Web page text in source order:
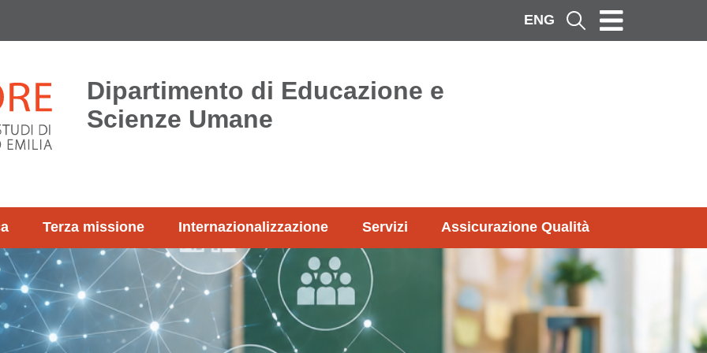
ENG Cerca
Dipartimento di Educazione e
Scienze Umane
Terza missione Internazionalizzazione Servizi
Assicurazione Qualità